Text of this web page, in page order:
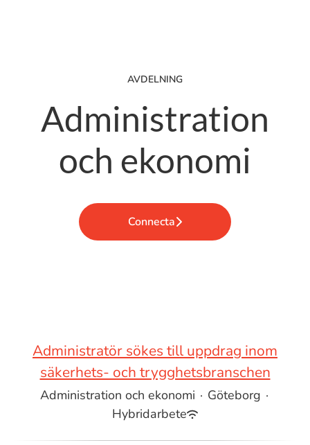
AVDELNING
Administration
och ekonomi
Connecta
Administratör sökes till uppdrag inom
säkerhets- och trygghetsbranschen
Administration och ekonomi · Göteborg ·
Hybridarbete